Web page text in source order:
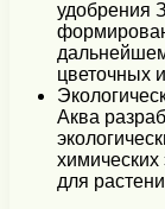
удобрения
цветочных
Аква
химических
для